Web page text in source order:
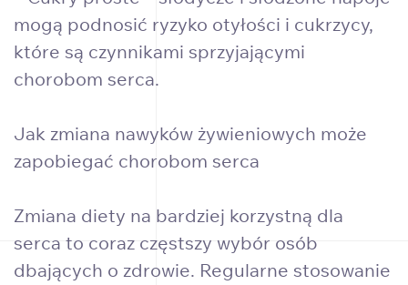
mogą podnosić ryzyko otyłości i cukrzycy,
które są czynnikami sprzyjającymi
chorobom serca.
Jak zmiana nawyków żywieniowych może
zapobiegać chorobom serca
Zmiana diety na bardziej korzystną dla
serca to coraz częstszy wybór osób
dbających o zdrowie. Regularne stosowanie